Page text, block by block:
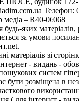
Телефон:
медіа – R40-06068
будь-яких
за умови
матеріалів зі
- видань -
систем
бути розміщена в
( для інтернет -